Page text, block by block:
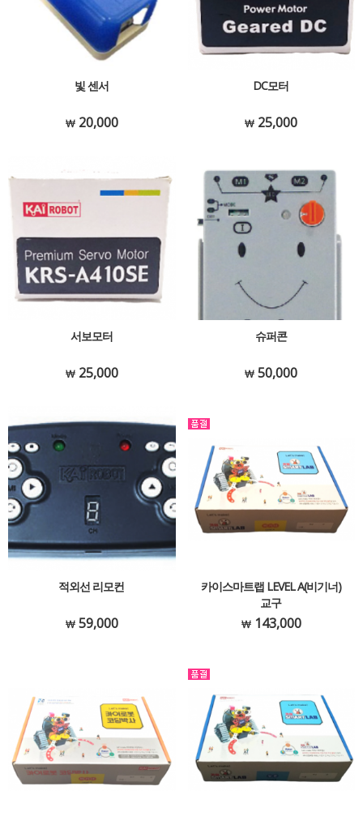
빛 센서
20,000
DC모터
25,000
서보모터
25,000
슈퍼콘
50,000
적외선 리모컨
59,000
카이스마트랩 LEVEL A(비기너)
교구
143,000